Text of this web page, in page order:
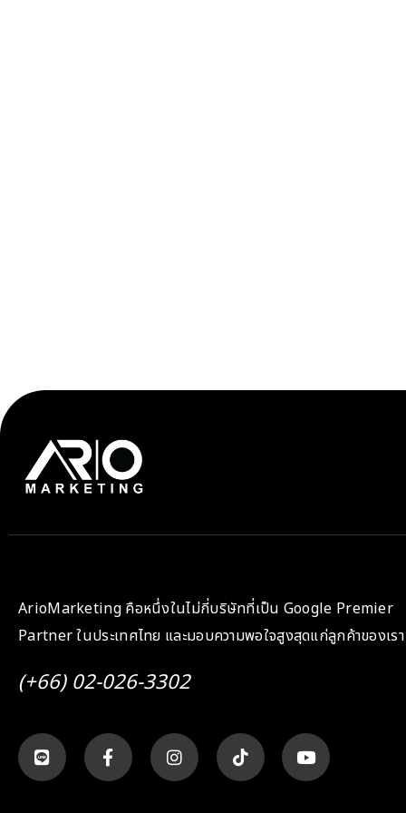
ArioMarketing คือหนึ่งในไม่กี่บริษัทที่เป็น Google Premier
Partner ในประเทศไทย และมอบความพอใจสูงสุดแก่ลูกค้าของเรา
(+66) 02-026-3302